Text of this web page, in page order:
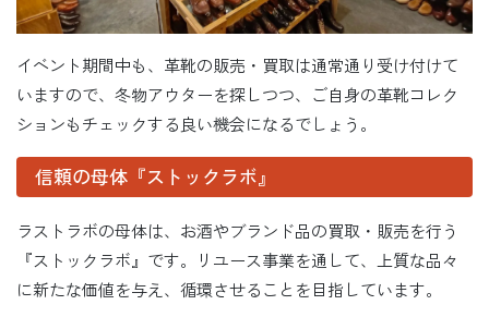
イベント期間中も、革靴の販売・買取は通常通り受け付けて
いますので、冬物アウターを探しつつ、ご自身の革靴コレク
ションもチェックする良い機会になるでしょう。
信頼の母体『ストックラボ』
ラストラボの母体は、お酒やブランド品の買取・販売を行う
『ストックラボ』です。リユース事業を通して、上質な品々
に新たな価値を与え、循環させることを目指しています。